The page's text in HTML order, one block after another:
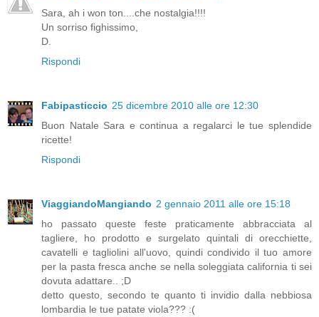
Sara, ah i won ton....che nostalgia!!!!
Un sorriso fighissimo,
D.
Rispondi
Fabipasticcio 25 dicembre 2010 alle ore 12:30
Buon Natale Sara e continua a regalarci le tue splendide
ricette!
Rispondi
ViaggiandoMangiando 2 gennaio 2011 alle ore 15:18
ho passato queste feste praticamente abbracciata al
tagliere, ho prodotto e surgelato quintali di orecchiette,
cavatelli e tagliolini all'uovo, quindi condivido il tuo amore
per la pasta fresca anche se nella soleggiata california ti sei
dovuta adattare.. ;D
detto questo, secondo te quanto ti invidio dalla nebbiosa
lombardia le tue patate viola??? :(